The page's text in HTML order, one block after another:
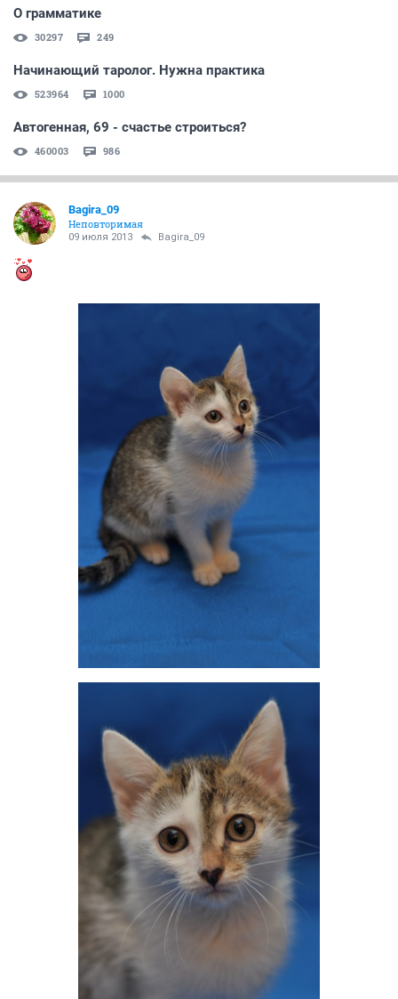
О грамматике
30297 249
Начинающий таролог. Нужна практика
523964 1000
Автогенная, 69 - счастье строиться?
460003 986
Bagira_09
Неповторимая
09 июля 2013 Bagira_09